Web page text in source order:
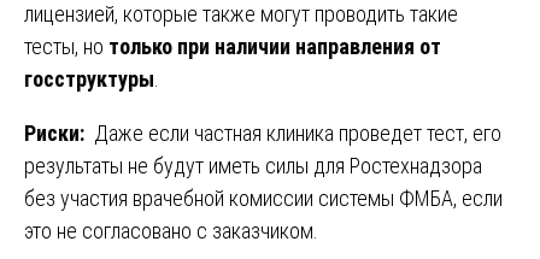
лицензией, которые также могут проводить такие
тесты, но только при наличии направления от
госструктуры.
Риски: Даже если частная клиника проведет тест, его
результаты не будут иметь силы для Ростехнадзора
без участия врачебной комиссии системы ФМБА, если
это не согласовано с заказчиком.